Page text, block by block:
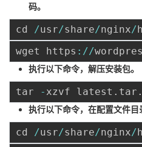
码。
cd /usr/share/nginx/
wget https : //
执行以下命令，解压安装包。
tar - xzvf latest . tar .
执行以下命令，在配置文件目
cd /usr/share/nginx/